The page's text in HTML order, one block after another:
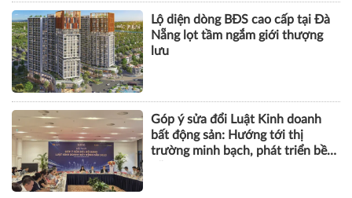
Lộ diện dòng BĐS cao cấp tại Đà
Nẵng lọt tầm ngắm giới thượng
lưu
Góp ý sửa đổi Luật Kinh doanh
bất động sản: Hướng tới thị
trường minh bạch, phát triển bền